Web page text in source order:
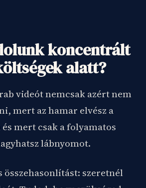
koncentrált
alatt?
videót nemcsak azért nem
mert az hamar elvész a
mert csak a folyamatos
lábnyomot.
összehasonlítást: szeretnél